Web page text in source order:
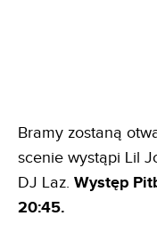
Bramy zostaną
scenie wystąpi Lil
DJ Laz. Występ
20:45.